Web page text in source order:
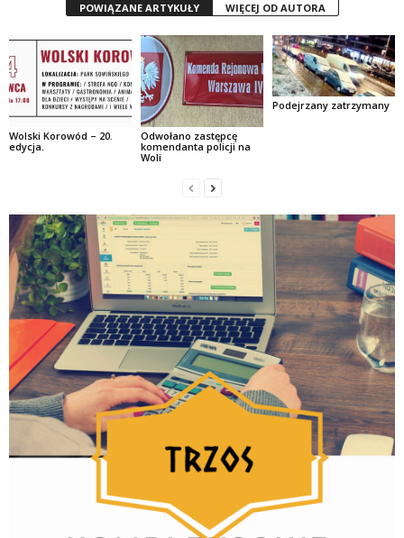
POWIĄZANE ARTYKUŁY WIĘCEJ OD AUTORA
Wolski Korowód – 20.
edycja.
Odwołano zastępcę
komendanta policji na
Woli
Podejrzany zatrzymany